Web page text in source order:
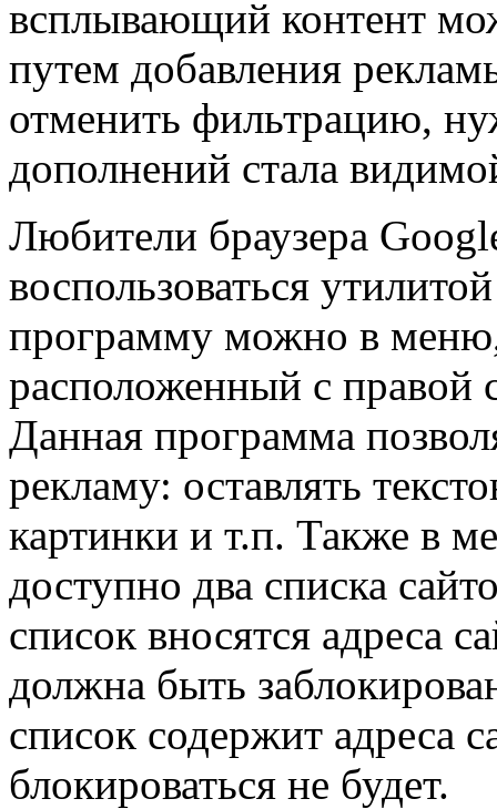
всплывающий контент
путем добавления
отменить фильтрацию,
дополнений стала
Любители браузера
воспользоваться
программу можно в
расположенный с правой
Данная программа
рекламу: оставлять
картинки и т.п. Также в
доступно два списка
список вносятся адреса
должна быть
список содержит адреса
блокироваться не будет.